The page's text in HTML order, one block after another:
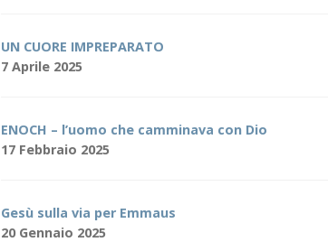
UN CUORE IMPREPARATO
7 Aprile 2025
ENOCH – l’uomo che camminava con Dio
17 Febbraio 2025
Gesù sulla via per Emmaus
20 Gennaio 2025